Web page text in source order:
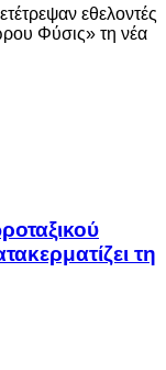
εθελοντές
Φύσις» τη νέα
τη